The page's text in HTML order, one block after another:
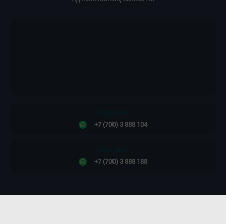
+7 (700) 3 888 104
+7 (700) 3 888 188